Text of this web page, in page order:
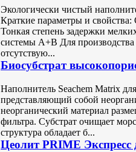
Экологически чистый
Краткие параметры и
Тонкая степень задержки
системы A+B Для производства
отсутствую...
Биосубстрат
Наполнитель Seachem Matrix
представляющий собой
неорганический материал
фильтра. Субстрат очищает
структура обладает б...
Цеолит PRIME Экспресс